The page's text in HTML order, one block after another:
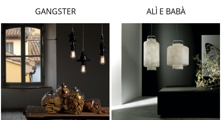
PORSCHE
CATELLANI & SMITH
VIABIZZUNO
ALÌ E BABÀ
GANGSTER